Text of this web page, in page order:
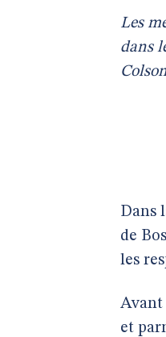
Les
dans
Dans
de
les
Avant
et